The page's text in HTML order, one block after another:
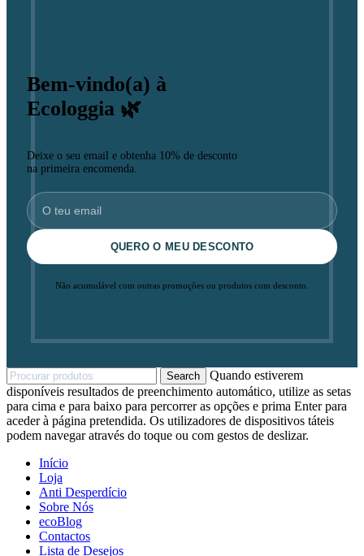
Bem-vindo(a) à
Ecologgia 🌿
Deixe o seu email e obtenha 10% de desconto
na primeira encomenda.
QUERO O MEU DESCONTO
Não acumulável com outras promoções ou produtos com desconto.
Search
Quando estiverem
disponíveis resultados de preenchimento automático, utilize as setas
para cima e para baixo para percorrer as opções e prima Enter para
aceder à página pretendida. Os utilizadores de dispositivos táteis
podem navegar através do toque ou com gestos de deslizar.
Início
Loja
Anti Desperdício
Sobre Nós
ecoBlog
Contactos
Lista de Desejos